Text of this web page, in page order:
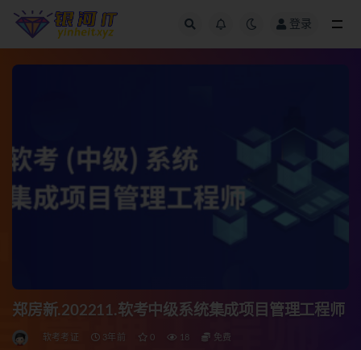
登录
郑房新.202211.软考中级系统集成项目管理工程师
软考考证 3年前 0 18 免费